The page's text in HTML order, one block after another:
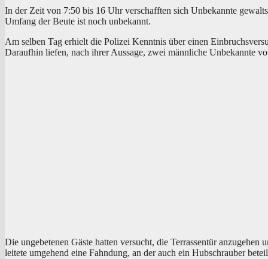
In der Zeit von 7:50 bis 16 Uhr ver­schaff­ten sich Unbe­kann­te
Umfang der Beu­te ist noch unbekannt.
Am sel­ben Tag erhielt die Poli­zei Kennt­nis über einen
Dar­auf­hin lie­fen, nach ihrer Aus­sa­ge, zwei männ­li­che Unbe­kann­te
Die unge­be­te­nen Gäs­te hat­ten ver­sucht, die Ter­ras­sen­tür
lei­te­te umge­hend eine Fahn­dung, an der auch ein Hub­schrau­ber